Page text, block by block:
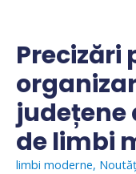
contentPrecizări
județene
de limbi
limbi moderne,